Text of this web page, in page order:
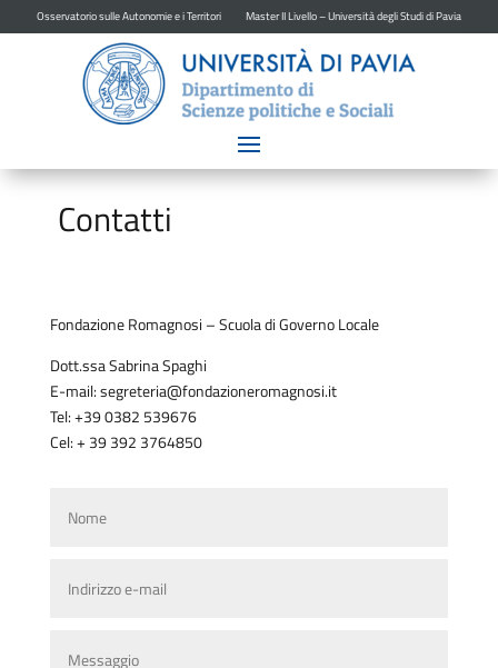
Osservatorio sulle Autonomie e i Territori Master II Livello – Università degli Studi di Pavia
Contatti
Fondazione Romagnosi – Scuola di Governo Locale
Dott.ssa Sabrina Spaghi
E-mail:segreteria@fondazioneromagnosi.it
Tel: +39 0382 539676
Cel: + 39 392 3764850